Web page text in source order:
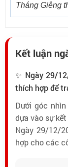
Tháng Giêng
Kết luận
✨ Ngày 29/
thích hợp để
Dưới góc
dựa vào sự
Ngày 29/12/
hợp cho các